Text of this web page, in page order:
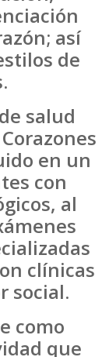
así
de
salud
en un
con
al
clínicas
social.
como
que